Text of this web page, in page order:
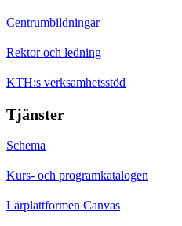
Centrumbildningar
Rektor och ledning
KTH:s verksamhetsstöd
Tjänster
Schema
Kurs- och programkatalogen
Lärplattformen Canvas